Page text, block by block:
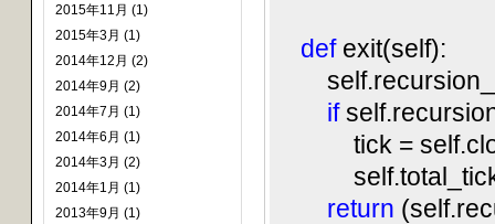
2015年11月 (1)
2015年3月 (1)
2014年12月 (2)
2014年9月 (2)
2014年7月 (1)
2014年6月 (1)
2014年3月 (2)
2014年1月 (1)
2013年9月 (1)
defexit(self):
if
tick =
return